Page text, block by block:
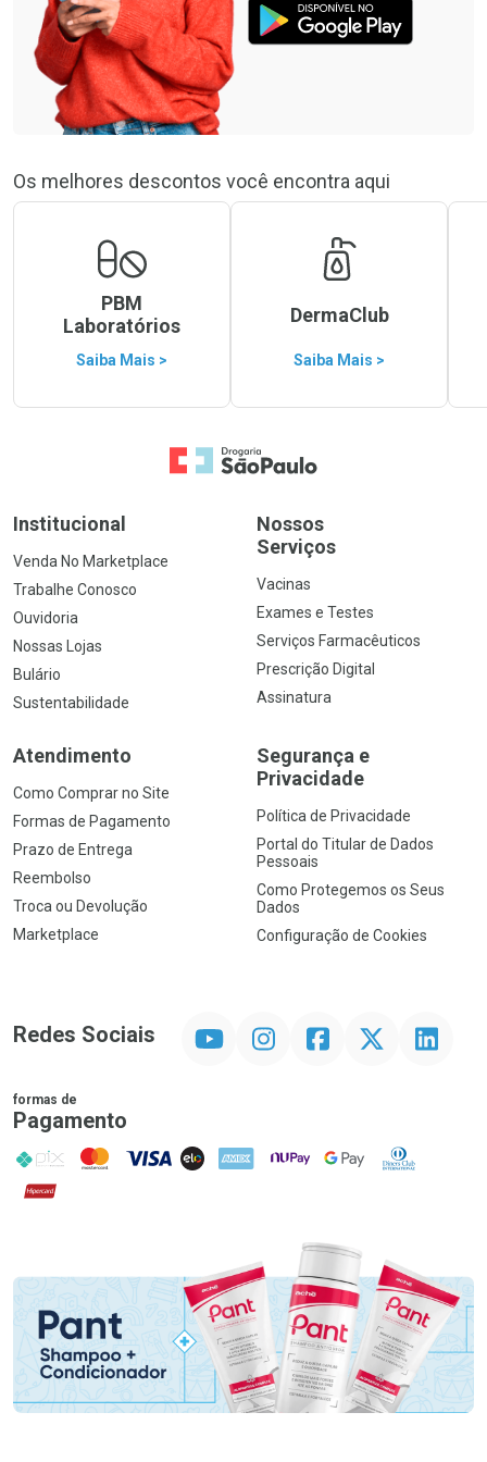
Os melhores descontos você encontra aqui
PBM
Laboratórios
Saiba Mais >
DermaClub
Saiba Mais >
Ir para a Home
Institucional
Venda No Marketplace
Trabalhe Conosco
Ouvidoria
Nossas Lojas
Bulário
Sustentabilidade
Nossos
Serviços
Vacinas
Exames e Testes
Serviços Farmacêuticos
Prescrição Digital
Assinatura
Atendimento
Como Comprar no Site
Formas de Pagamento
Prazo de Entrega
Reembolso
Troca ou Devolução
Marketplace
Segurança e
Privacidade
Política de Privacidade
Portal do Titular de Dados
Pessoais
Como Protegemos os Seus
Dados
Configuração de Cookies
Redes Sociais InstagramFacebookTwitter Linkedin
formas de
Pagamento
PIX MasterCard
VISA ELO AMEX NuPay Google PayDiners Club
Hipercard